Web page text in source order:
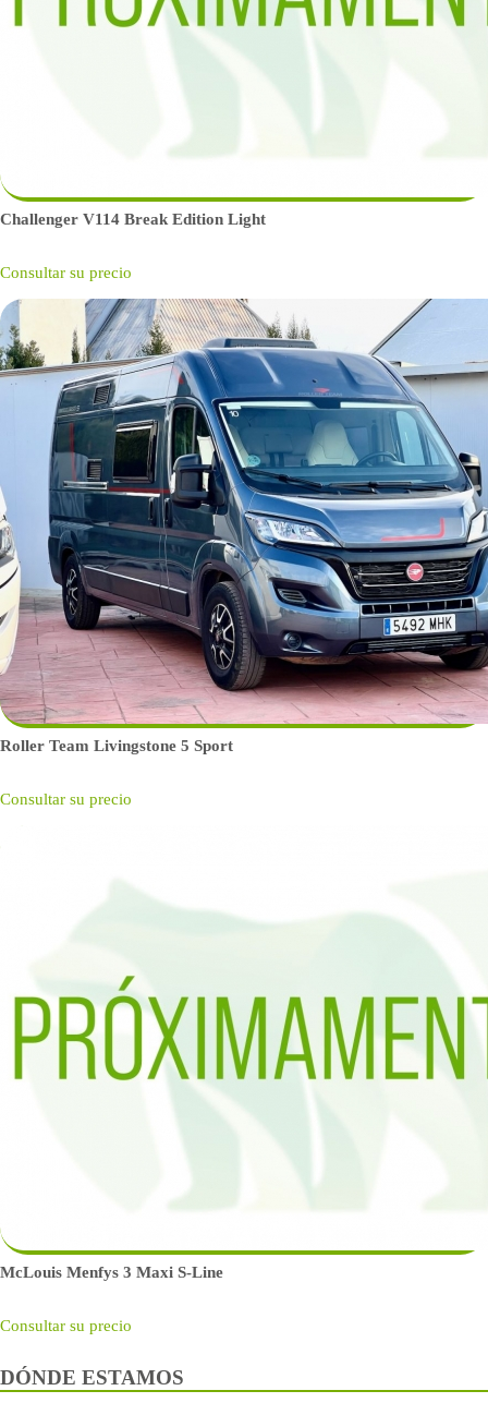
Challenger V114 Break Edition Light
Consultar su precio
Roller Team Livingstone 5 Sport
Consultar su precio
McLouis Menfys 3 Maxi S-Line
Consultar su precio
DÓNDE ESTAMOS